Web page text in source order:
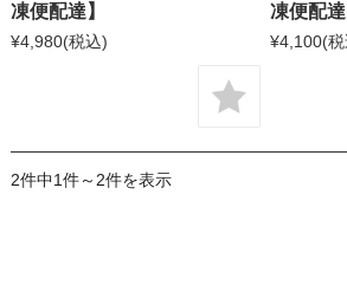
凍便配達】
¥4,980(税込)
凍便配達
¥4,100(
2件中1件～2件を表示